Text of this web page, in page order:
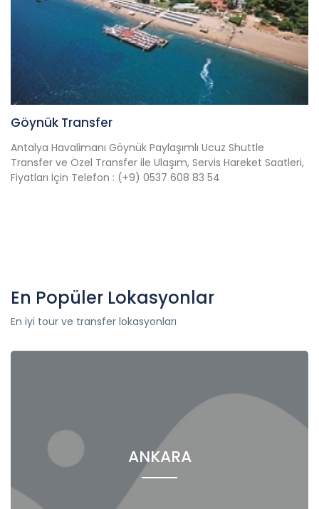
Göynük Transfer
Antalya Havalimanı Göynük Paylaşımlı Ucuz Shuttle
Transfer ve Özel Transfer ile Ulaşım, Servis Hareket Saatleri,
Fiyatları İçin Telefon : (+9) 0537 608 83 54
En Popüler Lokasyonlar
En iyi tour ve transfer lokasyonları
ANKARA